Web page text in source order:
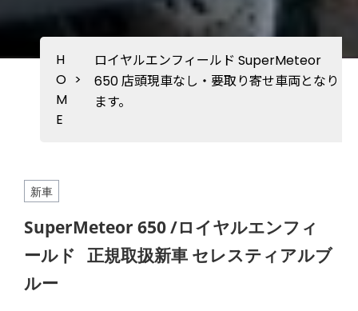
H
O
M
E
>
ロイヤルエンフィールド SuperMeteor
650 店頭現車なし・要取り寄せ車両となり
ます。
新車
SuperMeteor 650 /ロイヤルエンフィ
ールド 正規取扱新車 セレスティアルブ
ルー